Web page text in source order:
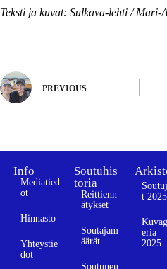
Teksti ja kuvat: Sulkava-lehti / Mari-
PREVIOUS
Info
Mediatied
ot
Hinnasto
Yhteystie
dot
Soutuhis
toria
Reittienn
ätykset
Soutajam
äärät
Soutuneu
t 2025
eria
2025